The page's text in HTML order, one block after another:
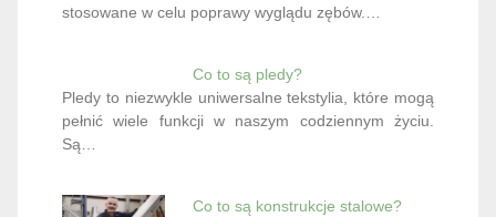
stosowane w celu poprawy wyglądu zębów.…
Co to są pledy?
Pledy to niezwykle uniwersalne tekstylia, które mogą
pełnić wiele funkcji w naszym codziennym życiu.
Są…
Co to są konstrukcje stalowe?